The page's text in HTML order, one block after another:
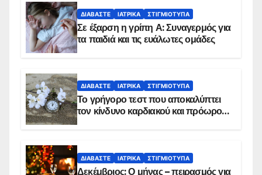
ΔΙΑΒΆΣΤΕ ΙΑΤΡΙΚΆ ΣΤΙΓΜΙΌΤΥΠΑ
Σε έξαρση η γρίπη Α: Συναγερμός για
τα παιδιά και τις ευάλωτες ομάδες
ΔΙΑΒΆΣΤΕ ΙΑΤΡΙΚΆ ΣΤΙΓΜΙΌΤΥΠΑ
Το γρήγορο τεστ που αποκαλύπτει
τον κίνδυνο καρδιακού και πρόωρου
ΔΙΑΒΆΣΤΕ ΙΑΤΡΙΚΆ ΣΤΙΓΜΙΌΤΥΠΑ
Δεκέμβριος: Ο μήνας – πειρασμός για